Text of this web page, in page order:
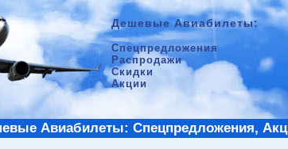
Дешевые Авиабилеты:
Спецпредложения
Распродажи
Скидки
Акции
Авиабилеты: Спецпредложения,